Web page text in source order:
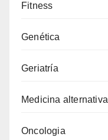
Fitness
Genética
Geriatría
Medicina alternativa
Oncologia